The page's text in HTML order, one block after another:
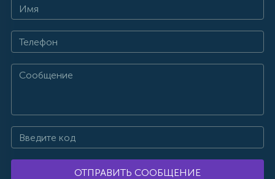
ОТПРАВИТЬ СООБЩЕНИЕ